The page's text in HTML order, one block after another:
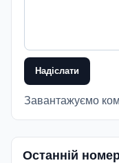
Надіслати
Завантажуємо
Останній